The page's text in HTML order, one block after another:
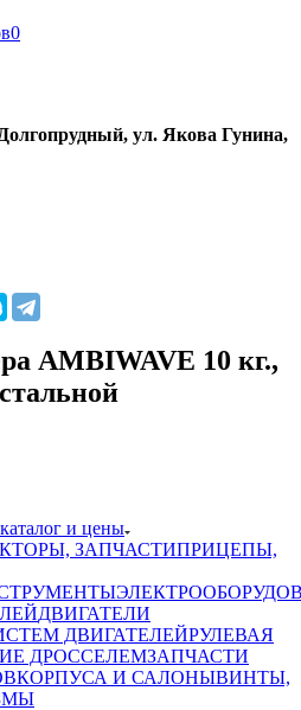
0
ул. Якова Гунина,
AMBIWAVE 10 кг.,
и цены
ЗАПЧАСТИПРИЦЕПЫ,
ДВИГАТЕЛИ
ДВИГАТЕЛЕЙРУЛЕВАЯ
ДРОССЕЛЕМЗАПЧАСТИ
КОРПУСА И САЛОНЫВИНТЫ,